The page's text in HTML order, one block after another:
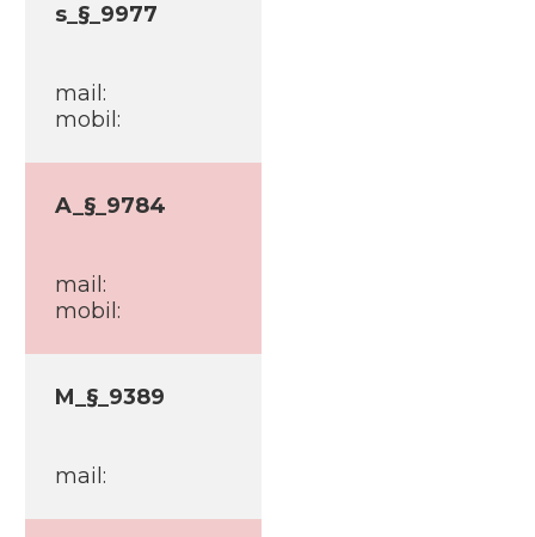
s_§_9977
mail:
mobil:
A_§_9784
mail:
mobil:
M_§_9389
mail: